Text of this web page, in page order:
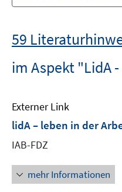
59
im Aspekt "LidA
Externer Link
lidA – leben in der
IAB-FDZ
mehr Informationen